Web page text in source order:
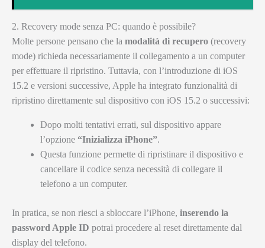
2. Recovery mode senza PC: quando è possibile?
Molte persone pensano che la modalità di recupero (recovery
mode) richieda necessariamente il collegamento a un computer
per effettuare il ripristino. Tuttavia, con l’introduzione di iOS
15.2 e versioni successive, Apple ha integrato funzionalità di
ripristino direttamente sul dispositivo con iOS 15.2 o successivi:
Dopo molti tentativi errati, sul dispositivo appare
l’opzione “Inizializza iPhone”.
Questa funzione permette di ripristinare il dispositivo e
cancellare il codice senza necessità di collegare il
telefono a un computer.
In pratica, se non riesci a sbloccare l’iPhone, inserendo la
password Apple ID potrai procedere al reset direttamente dal
display del telefono.